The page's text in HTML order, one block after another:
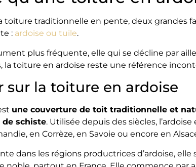
toiture traditionnelle en pente, deux grandes
: ardoise ou tuile.
plus fréquente, elle qui se décline par
la toiture en ardoise reste une référence
sur la toiture en ardoise
une couverture de toit traditionnelle et
de schiste. Utilisée depuis des siècles,
en Corrèze, en Savoie ou encore en
dans les régions productrices d’ardoise, elle